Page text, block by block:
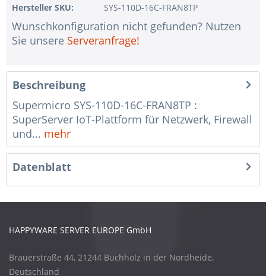
Hersteller SKU:
SYS-110D-16C-FRAN8TP
Wunschkonfiguration nicht gefunden? Nutzen
Sie unsere Serveranfrage!
Beschreibung
Supermicro SYS-110D-16C-FRAN8TP :
SuperServer IoT-Plattform für Netzwerk, Firewall
und... mehr
Datenblatt
HAPPYWARE SERVER EUROPE GmbH
Brauerstraße 44, 21244 Buchholz in der Nordheide,
Deutschland